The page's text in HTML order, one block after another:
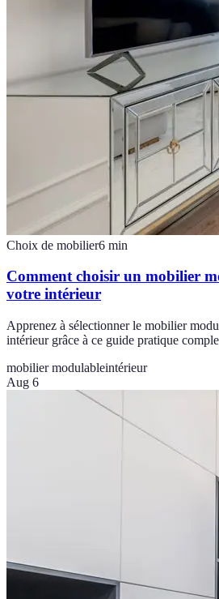
Choix de mobilier6 min
Comment choisir un mobilier
votre intérieur
Apprenez à sélectionner le mobilier
intérieur grâce à ce guide pratique
mobilier modulableintérieur
Aug 6